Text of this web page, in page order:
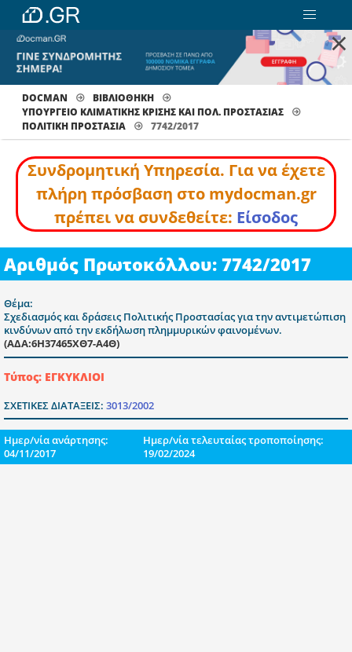
×
DOCMAN
ΒΙΒΛΙΟΘΗΚΗ
ΥΠΟΥΡΓΕΙΟ ΚΛΙΜΑΤΙΚΗΣ ΚΡΙΣΗΣ ΚΑΙ ΠΟΛ. ΠΡΟΣΤΑΣΙΑΣ
ΠΟΛΙΤΙΚΉ ΠΡΟΣΤΑΣΊΑ
7742/2017
Συνδρομητική Υπηρεσία. Για να έχετε
πλήρη πρόσβαση στο mydocman.gr
πρέπει να συνδεθείτε: Είσοδος
Αριθμός Πρωτοκόλλου: 7742/2017
Θέμα:
Σχεδιασμός και δράσεις Πολιτικής Προστασίας για την αντιμετώπιση
κινδύνων από την εκδήλωση πλημμυρικών φαινομένων.
(ΑΔΑ:6Η37465ΧΘ7-Α4Θ)
Τύπος: ΕΓΚΥΚΛΙΟΙ
ΣΧΕΤΙΚΕΣ ΔΙΑΤΑΞΕΙΣ: 3013/2002
Ημερ/νία ανάρτησης:
04/11/2017
Ημερ/νία τελευταίας τροποποίησης:
19/02/2024